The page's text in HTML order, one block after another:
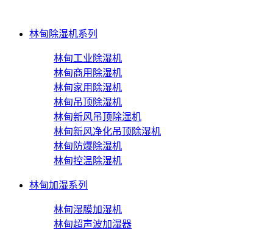
林甸除湿机系列
林甸工业除湿机
林甸商用除湿机
林甸家用除湿机
林甸吊顶除湿机
林甸新风吊顶除湿机
林甸新风净化吊顶除湿机
林甸防爆除湿机
林甸控温除湿机
林甸加湿系列
林甸湿膜加湿机
林甸超声波加湿器